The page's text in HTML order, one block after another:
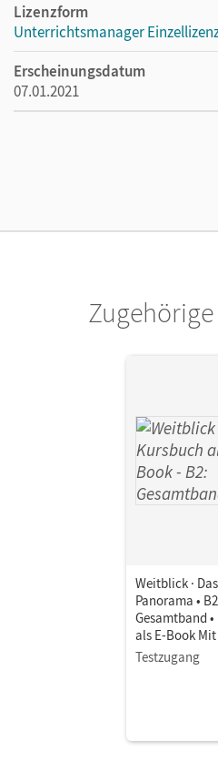
Lizenzform
Unterrichtsmanager
Erscheinungsdatum
07.01.2021
Cornelsen Verlag
Weitblick ·
Panorama •
Gesamtband
als E-Book
Testzugang